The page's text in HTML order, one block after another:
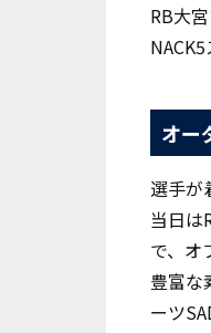
RB大
オー
選手が
当日は
で、オ
豊富な
ーツ